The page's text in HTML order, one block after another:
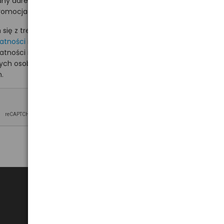
na hurt.com.pl.
z treścią i akceptuję
i wyrażam zgodę
osobowych na